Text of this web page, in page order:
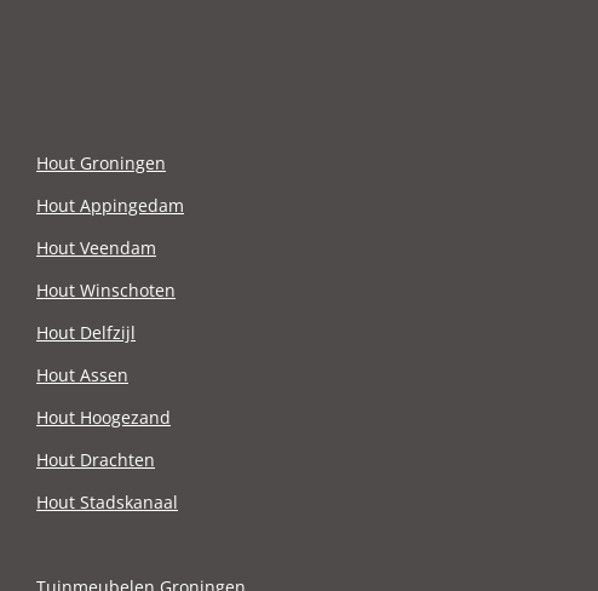
Hout Groningen
Hout Appingedam
Hout Veendam
Hout Winschoten
Hout Delfzijl
Hout Assen
Hout Hoogezand
Hout Drachten
Hout Stadskanaal